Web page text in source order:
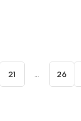
21 ... 26